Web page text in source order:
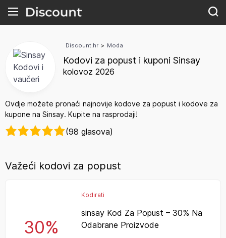
Discount.hr > Moda
Kodovi za popust i kuponi Sinsay
kolovoz 2026
Ovdje možete pronaći najnovije kodove za popust i kodove za
kupone na Sinsay. Kupite na rasprodaji!
(98 glasova)
Važeći kodovi za popust
30%
Kodirati
sinsay Kod Za Popust – 30% Na
Odabrane Proizvode